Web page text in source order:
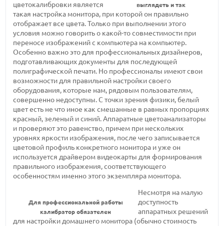
выглядеть и так
цветокалибровки является
такая настройка монитора, при которой он правильно
отображает все цвета. Только при выполнении этого
условия можно говорить о какой-то совместимости при
переносе изображений с компьютера на компьютер.
Особенно важно это для профессиональных дизайнеров,
подготавливающих документы для последующей
полиграфической печати. Но профессионалы имеют свои
возможности для правильной настройки своего
оборудования, которые нам, рядовым пользователям,
совершенно недоступны. С точки зрения физики, белый
цвет есть не что иное как смешанные в равных пропорциях
красный, зеленый и синий. Аппаратные цветоанализаторы
и проверяют это равенство, причем при нескольких
уровнях яркости изображения, после чего записывается
цветовой профиль конкретного монитора и уже он
используется драйвером видеокарты для формирования
правильного изображения, соответствующего
особенностям именно этого экземпляра монитора.
Для профессиональной работы
калибратор обязателен
Несмотря на малую
доступность
аппаратных решений
для настройки домашнего монитора (обычно стоимость